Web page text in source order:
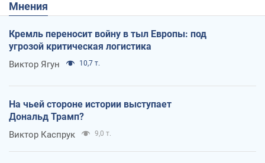
Мнения
Кремль переносит войну в тыл Европы: под
угрозой критическая логистика
Виктор Ягун 10,7 т.
На чьей стороне истории выступает
Дональд Трамп?
Виктор Каспрук 9,0 т.